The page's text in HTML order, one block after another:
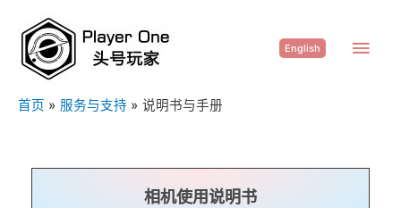
English
首页 服务与支持 说明书与手册
相机使用说明书